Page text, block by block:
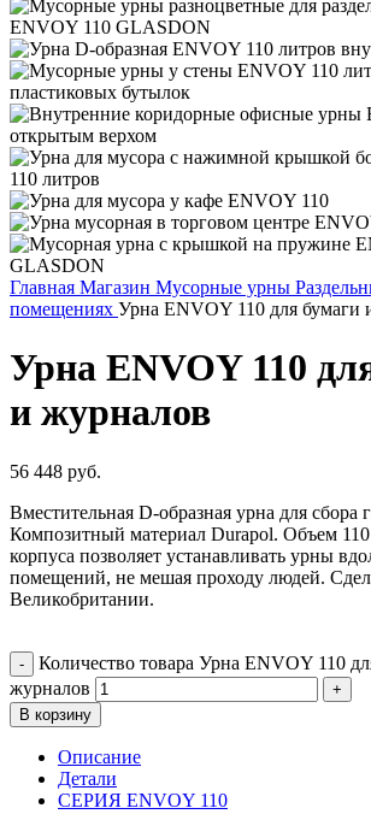
Главная Магазин Мусорные урны
помещениях Урна ENVOY 110 для бумаги
Урна ENVOY 110
и журналов
56 448 руб.
Вместительная D-образная урна для сбора
Композитный материал Durapol. Объем
корпуса позволяет устанавливать урны
помещений, не мешая проходу людей.
Великобритании.
Количество товара Урна ENVOY 110
журналов
В корзину
Описание
Детали
СЕРИЯ ENVOY 110